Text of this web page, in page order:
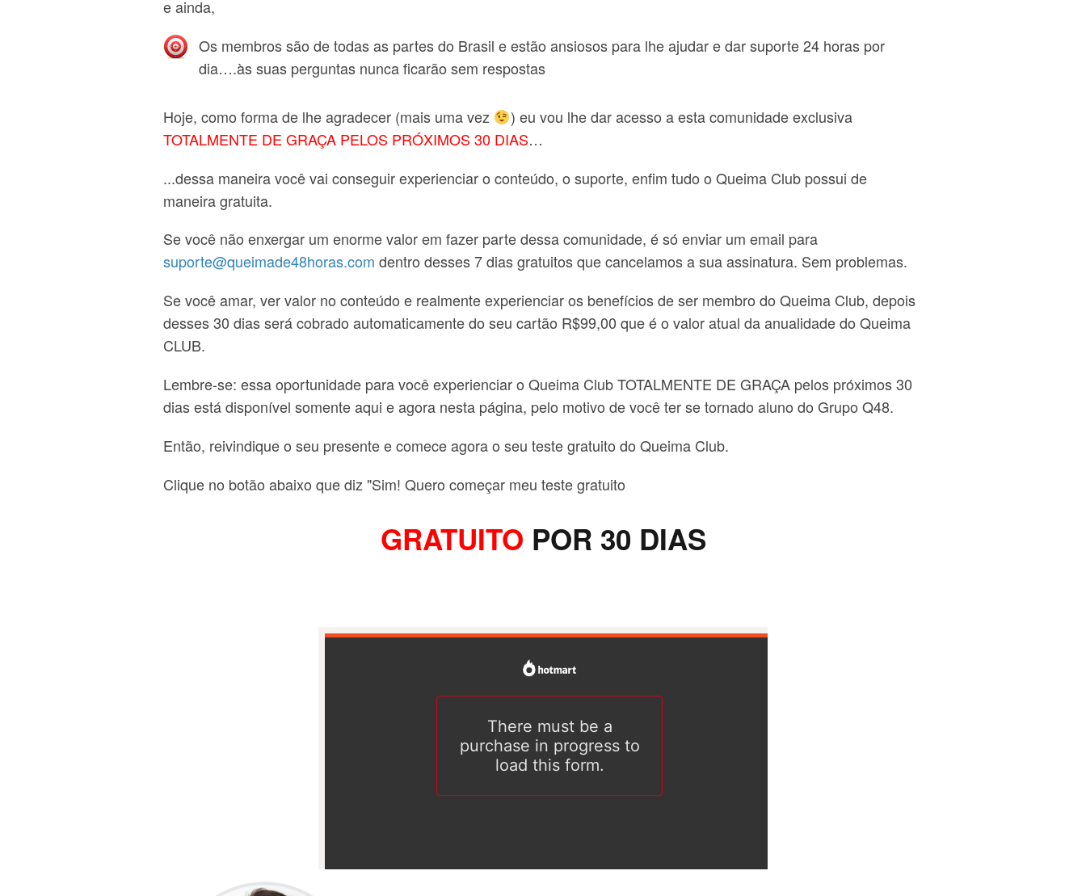
e ainda,
Os membros são de todas as partes do Brasil e estão ansiosos para lhe ajudar e dar suporte 24 horas por
dia….às suas perguntas nunca ficarão sem respostas
Hoje, como forma de lhe agradecer (mais uma vez
) eu vou lhe dar acesso a esta comunidade exclusiva
TOTALMENTE DE GRAÇA PELOS PRÓXIMOS 30 DIAS…
...dessa maneira você vai conseguir experienciar o conteúdo, o suporte, enfim tudo o Queima Club possui de
maneira gratuita.
Se você não enxergar um enorme valor em fazer parte dessa comunidade, é só enviar um email para
suporte@queimade48horas.com dentro desses 7 dias gratuitos que cancelamos a sua assinatura. Sem problemas.
Se você amar, ver valor no conteúdo e realmente experienciar os benefícios de ser membro do Queima Club, depois
desses 30 dias será cobrado automaticamente do seu cartão R$99,00 que é o valor atual da anualidade do Queima
CLUB.
Lembre-se: essa oportunidade para você experienciar o Queima Club TOTALMENTE DE GRAÇA pelos próximos 30
dias está disponível somente aqui e agora nesta página, pelo motivo de você ter se tornado aluno do Grupo Q48.
Então, reivindique o seu presente e comece agora o seu teste gratuito do Queima Club.
Clique no botão abaixo que diz "Sim! Quero começar meu teste gratuito
GRATUITO POR 30 DIAS